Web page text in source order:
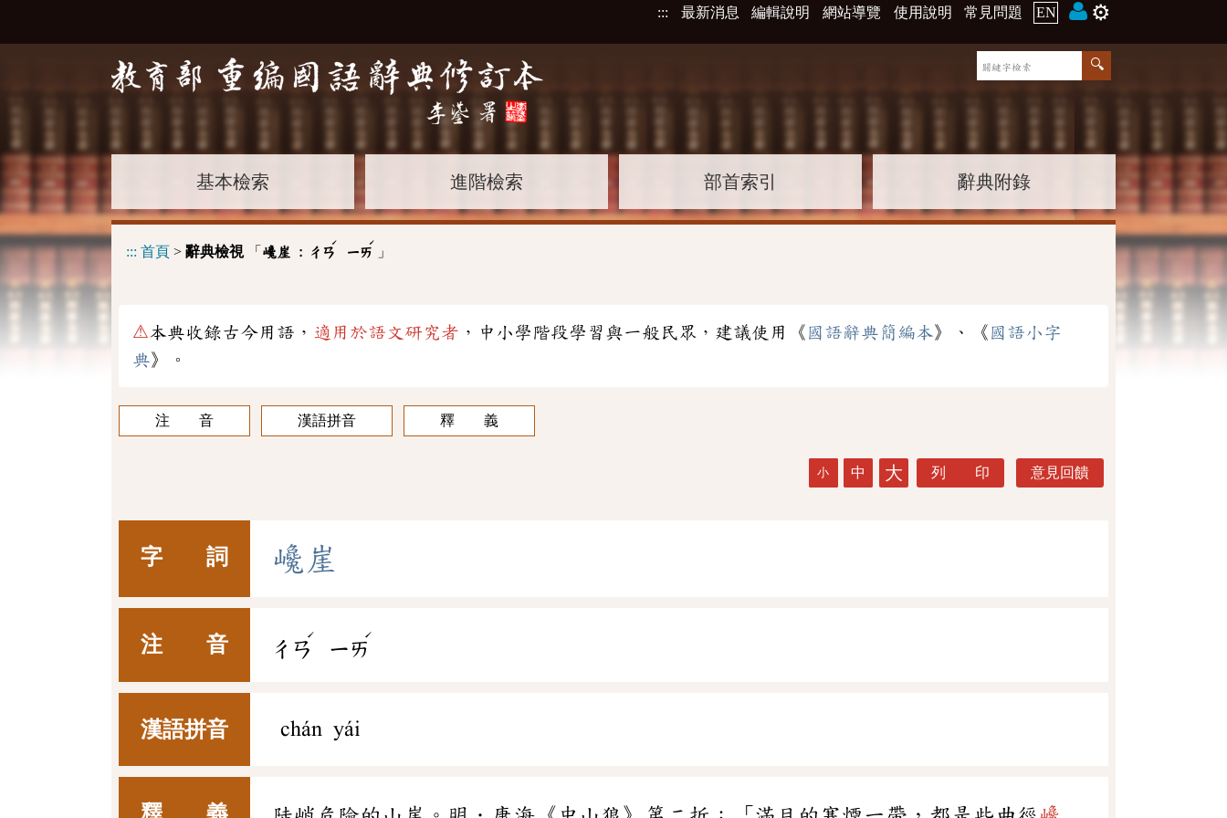
::: 最新消息 編輯說明 網站導覽 使用說明 常見問題 EN ⚙️
基本檢索 進階檢索 部首索引 辭典附錄
::: 首頁 > 辭典檢視「 巉崖 : ㄔㄢ
ˊ
ㄧㄞ
ˊ
」
⚠本典收錄古今用語， 適用於語文研究者 ，中小學階段學習與一般民眾，建議使用《 國語辭典簡編本》、《 國語小字
典》。
注 音 漢語拼音 釋 義
小 中 大 列 印 意見回饋
字 詞 巉 崖
注 音 ㄔㄢ
ˊ
ㄧㄞ
ˊ
漢語拼音 chán yái